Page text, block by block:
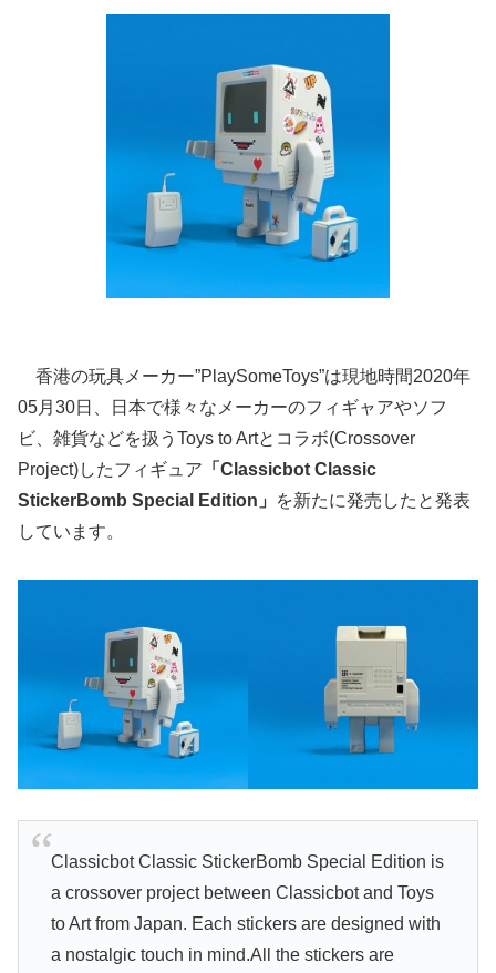
香港の玩具メーカー”PlaySomeToys”は現地時間2020年
05月30日、日本で様々なメーカーのフィギャアやソフ
ビ、雑貨などを扱うToys to Artとコラボ(Crossover
Project)したフィギュア 「Classicbot Classic
StickerBomb Special Edition」
を新たに発売したと発表
しています。
Classicbot Classic StickerBomb Special Edition is
a crossover project between Classicbot and Toys
to Art from Japan. Each stickers are designed with
a nostalgic touch in mind.All the stickers are